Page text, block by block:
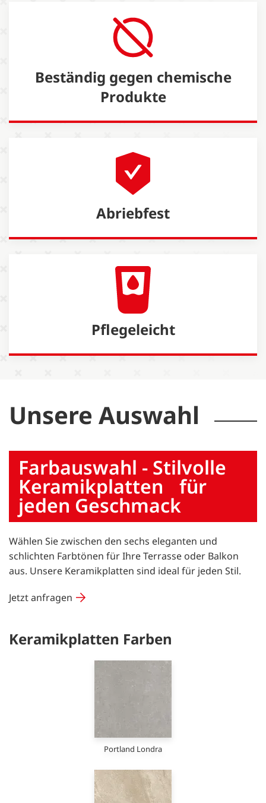
Beständig gegen chemische
Produkte
Abriebfest
Pflegeleicht
Unsere Auswahl
Farbauswahl - Stilvolle
Keramikplatten für
jeden Geschmack
Wählen Sie zwischen den sechs eleganten und
schlichten Farbtönen für Ihre Terrasse oder Balkon
aus. Unsere Keramikplatten sind ideal für jeden Stil.
Jetzt anfragen
Keramikplatten Farben
Portland Londra